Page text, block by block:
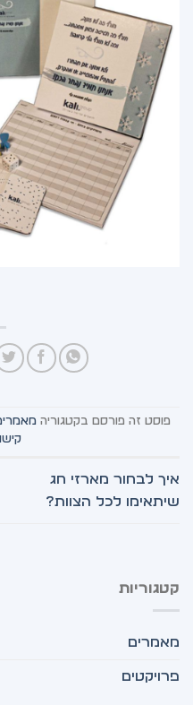
פוסט זה פורסם בקטגוריה
איך לבחור מארזי חג
שיתאימו לכל הצוות?
קטגוריות
מאמרים
פרויקטים